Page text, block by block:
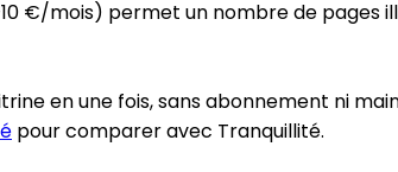
€/mois) permet un nombre de pages
en une fois, sans abonnement ni
pour comparer avec Tranquillité.